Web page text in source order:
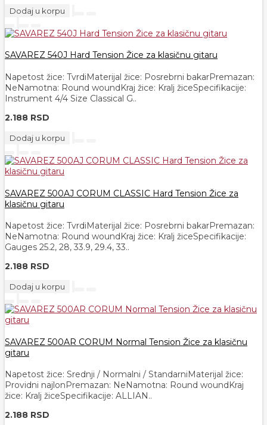
Dodaj u korpu
SAVAREZ 540J Hard Tension Žice za klasičnu gitaru
Napetost žice: TvrdiMaterijal žice: Posrebrni bakarPremazan:
NeNamotna: Round woundKraj žice: Kralj žiceSpecifikacije:
Instrument 4/4 Size Classical G..
2.188 RSD
Dodaj u korpu
SAVAREZ 500AJ CORUM CLASSIC Hard Tension Žice za
klasičnu gitaru
Napetost žice: TvrdiMaterijal žice: Posrebrni bakarPremazan:
NeNamotna: Round woundKraj žice: Kralj žiceSpecifikacije:
Gauges 25.2, 28, 33.9, 29.4, 33..
2.188 RSD
Dodaj u korpu
SAVAREZ 500AR CORUM Normal Tension Žice za klasičnu
gitaru
Napetost žice: Srednji / Normalni / StandarniMaterijal žice:
Providni najlonPremazan: NeNamotna: Round woundKraj
žice: Kralj žiceSpecifikacije: ALLIAN..
2.188 RSD